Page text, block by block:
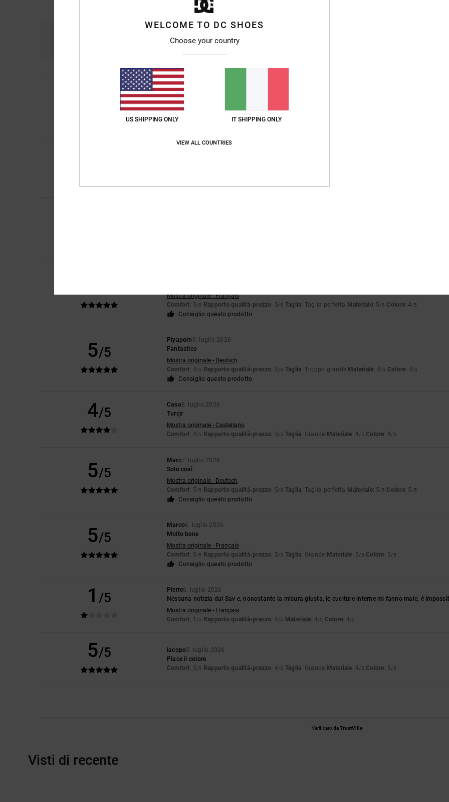
Michael
Estremamente comodo e all'altezza delle mie aspettative
Mostra originale - Français
Comfort
Rapporto qualità-prezzo: 5/5
Mostra originale - Français
Comfort: 5/5 Rapporto qualità-prezzo: 5/5 Taglia: Taglia perfetta Materiale: 5 /5 Colore: 4 /5
Consiglio questo prodotto
5/5
Piyaporn 9. luglio 2026
Fantastico
Mostra originale - Deutsch
Comfort: 4/5 Rapporto qualità-prezzo: 4/5 Taglia: Troppo grande Materiale: 4/5 Colore: 4/5
Consiglio questo prodotto
4/5
Casa8. luglio 2026
Turcjr
Mostra originale - Castellano
Comfort: 4/5 Rapporto qualità-prezzo: 3/5 Taglia: Grande Materiale: 4/5 Colore: 4/5
5/5
Marc7. luglio 2026
Solo così
Mostra originale - Deutsch
Comfort: 5/5 Rapporto qualità-prezzo: 5/5 Taglia: Taglia perfetta Materiale: 5 /5 Colore: 5 /5
Consiglio questo prodotto
5/5
Marco6. luglio 2026
Molto bene
Mostra originale - Français
Comfort: 5/5 Rapporto qualità-prezzo: 5/5 Taglia: Grande Materiale: 5/5 Colore: 5/5
Consiglio questo prodotto
1 /5
Pierre6. luglio 2026
Nessuna notizia dal Sav e, nonostante la misura giusta, le cuciture interne mi fanno male, è
Mostra originale - Français
Comfort: 1 /5 Rapporto qualità-prezzo: 4/5 Materiale: 4/5 Colore: 4/5
5/5 Iacopo5. luglio 2026
Piace il colore
Comfort: 5/5 Rapporto qualità-prezzo: 4/5 Taglia: Grande Materiale: 4/5 Colore: 5/5
Verificato daTrustVille
Visti di recente
WELCOME TO DC SHOES
Choose your country
US SHIPPING ONLY IT SHIPPING ONLY
VIEW ALL COUNTRIES